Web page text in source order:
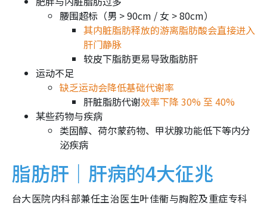
腰围超标（男 > 90cm / 女 > 80cm）
其内脏脂肪释放的游离脂肪酸会直接进入
肝门静脉
较皮下脂肪更易导致脂肪肝
运动不足
缺乏运动会降低基础代谢率
肝脏脂肪代谢效率下降 30% 至 40%
某些药物与疾病
类固醇、荷尔蒙药物、甲状腺功能低下等内分
泌疾病
脂肪肝｜肝病的4大征兆
台大医院内科部兼任主治医生叶佳衢与胸腔及重症专科